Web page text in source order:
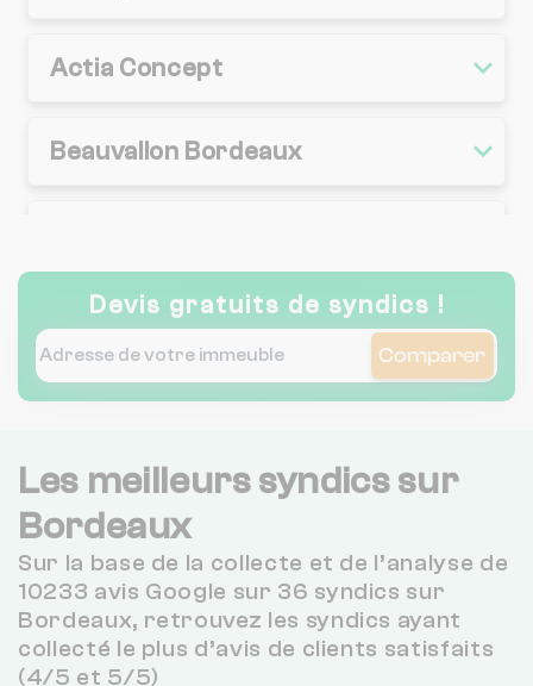
Actia Concept
Beauvallon Bordeaux
J'habite En Ville
Agence Ami
Aquitaine Property
Tourny Gestion
Devis gratuits de syndics !
Comparer
Les meilleurs syndics sur
Bordeaux
Sur la base de la collecte et de l’analyse de
10233 avis Google sur 36 syndics sur
Bordeaux, retrouvez les syndics ayant
collecté le plus d’avis de clients satisfaits
(4/5 et 5/5)